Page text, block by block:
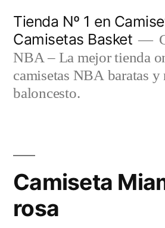
contenido
Tienda Nº 1 en
Camisetas Basket
NBA – La mejor tienda
camisetas NBA baratas y
baloncesto.
Camiseta
rosa